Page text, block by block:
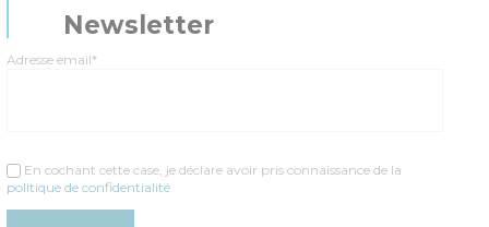
Newsletter
Adresse email*
En cochant cette case, je déclare avoir pris connaissance de la
politique de confidentialité